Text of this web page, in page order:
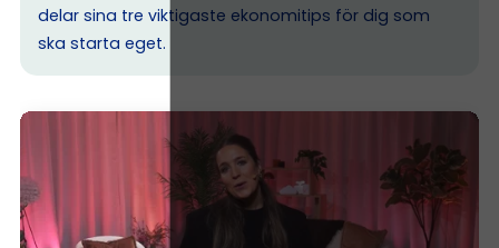
delar sina tre viktigaste ekonomitips för dig som
ska starta eget.